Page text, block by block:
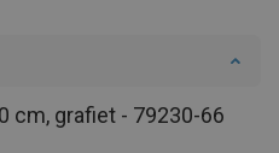
cm, grafiet - 79230-66